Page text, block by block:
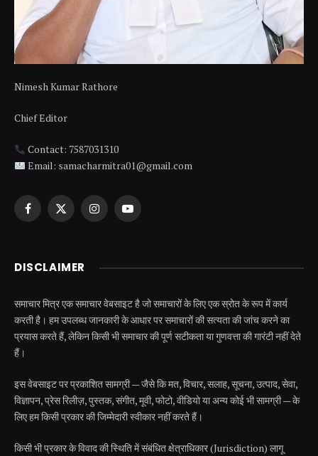
Nimesh Kumar Rathore
Chief Editor
Contact: 7587031310
Email: samacharmitra01@gmail.com
Facebook
X
InstagramYouTube
DISCLAIMER
समाचार मित्र एक समाचार वेबसाइट है जो समाचारों के लिए एक स्रोत के रूप में कार्य
करती है। हम उपलब्ध जानकारी के आधार पर समाचारों की सत्यता की जांच करने का
प्रयास करते हैं, लेकिन किसी भी समाचार की पूर्ण सटीकता या गुणवत्ता की गारंटी नहीं देते
हैं।
इस वेबसाइट पर प्रकाशित सामग्री — जैसे कि मत, विचार, सलाह, सूचना, उत्पाद, सेवा,
विज्ञापन, प्रेस रिलीज़, पुस्तक, संगीत, मूवी, फोटो, वीडियो या अन्य कोई भी सामग्री — के
लिए हम किसी प्रकार की जिम्मेदारी स्वीकार नहीं करते हैं।
किसी भी प्रकार के विवाद की स्थिति में संबंधित क्षेत्राधिकार (Jurisdiction) लागू